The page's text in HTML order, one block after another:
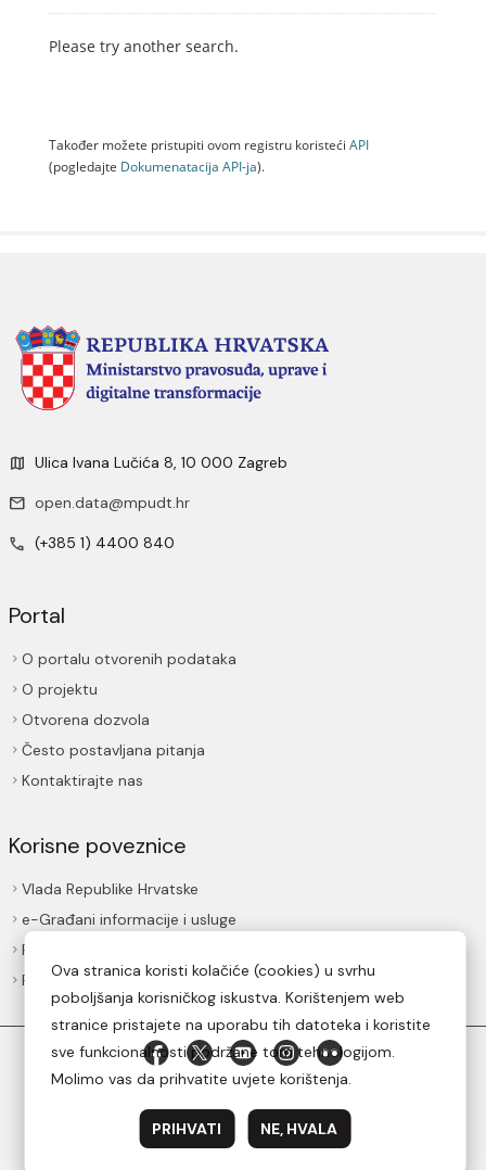
Please try another search.
Također možete pristupiti ovom registru koristeći API
(pogledajte Dokumenаtаcijа API-jа).